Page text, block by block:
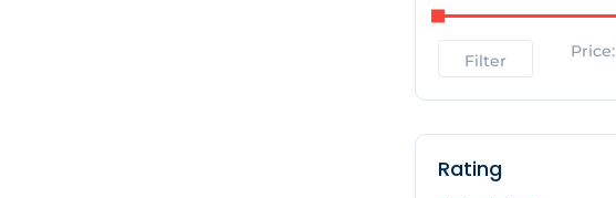
Filter Price:
Rating